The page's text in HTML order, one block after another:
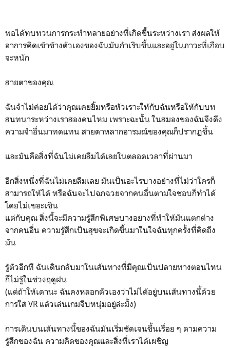
พอได้ทบทวนการกระทำหลายอย่างที่เกิดขึ้นระหว่างเรา ส่งผลให้
อาการคิดเข้าข้างตัวเองของฉันมันกำเริบขึ้นและอยู่ในภาวะที่เกือบ
จะหนัก
สายตาของคุณ
ฉันจำไม่ค่อยได้ว่าคุณเคยยิ้มหรือหัวเราะให้กับฉันหรือให้กับบท
สนทนาระหว่างเราสองคนไหม เพราะฉะนั้น ในสมองของฉันจึงดึง
ความจำอื่นมาทดแทน สายตาหลากอารมณ์ของคุณก็ปรากฏขึ้น
และมันคือสิ่งที่ฉันไม่เคยลืมได้เลยในตลอดเวลาที่ผ่านมา
อีกสิ่งหนึ่งที่ฉันไม่เคยลืมเลย มันเป็นอะไรบางอย่างที่ไม่ว่าใครก็
สามารถให้ได้ หรือฉันจะไปฉกฉวยจากคนอื่นตามใจชอบก็ทำได้
โดยไม่เขอะเขิน
แต่กับคุณ สิ่งนี้จะมีความรู้สึกพิเศษบางอย่างที่ทำให้มันแตกต่าง
จากคนอื่น ความรู้สึกเป็นสุขจะเกิดขึ้นมาในใจฉันทุกครั้งที่คิดถึง
มัน
รู้ตัวอีกที ฉันเดินกลับมาในเส้นทางที่มีคุณเป็นปลายทางตอนไหน
ก็ไม่รู้ในช่วงฤดูฝน
(แต่ถ้าให้เดานะ ฉันคงหลอกตัวเองว่าไม่ได้อยู่บนเส้นทางนี้ด้วย
การใส่ VR แล้วเล่นเกมจีบหนุ่มอยู่ล่ะมั้ง)
การเดินบนเส้นทางนี้ของฉันมันเริ่มชัดเจนขึ้นเรื่อย ๆ ตามความ
รู้สึกของฉัน ความคิดของคุณและสิ่งที่เราได้เผชิญ